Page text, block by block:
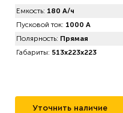
Емкость: 180 А/ч
Пусковой ток: 1000 А
Полярность: Прямая
Габариты: 513x223x223
Уточнить наличие